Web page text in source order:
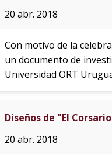
20 abr. 2018
Con motivo de la
un documento de
Universidad ORT
Diseños de "El
20 abr. 2018